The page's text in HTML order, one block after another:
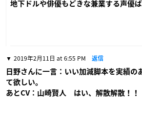
地下ドルや俳優もどきな兼業する声優ば
2019年2月11日 at 6:55 PM 返信
日野さんに一言：いい加減脚本を実績の
て欲しい。
あとCV：山崎賢人 はい、解散解散！！